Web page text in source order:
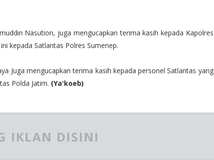
Nasution, juga mengucapkan terima kasih kepada Kapolres
kepada Satlantas Polres Sumenep.
Juga mengucapkan terima kasih kepada personel Satlantas yang
Polda Jatim. (Ya'koeb)
IKLAN DISINI